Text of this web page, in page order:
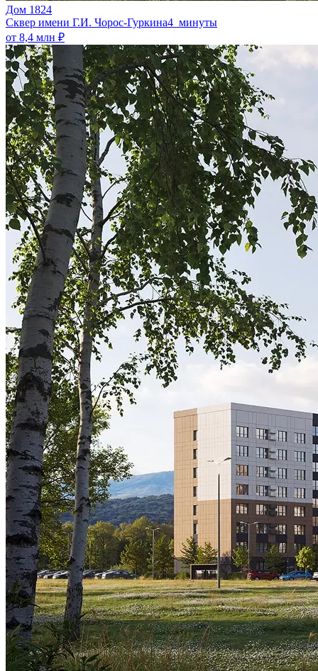
Дом 1824
Сквер имени Г.И. Чорос-Гуркина4 минуты
от 8,4 млн ₽